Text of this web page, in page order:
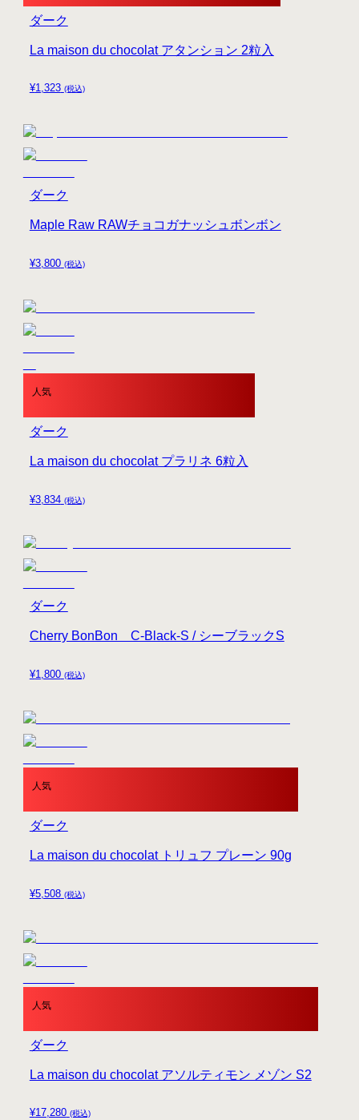
¥1,323 (税込)
La maison du chocolat アタンション 2粒入
ダーク
¥3,800 (税込)
Maple Raw RAWチョコガナッシュボンボン
ダーク
人気
¥3,834 (税込)
La maison du chocolat プラリネ 6粒入
ダーク
¥1,800 (税込)
Cherry BonBon C-Black-S / シーブラックS
ダーク
人気
¥5,508 (税込)
La maison du chocolat トリュフ プレーン 90g
ダーク
人気
¥17,280 (税込)
La maison du chocolat アソルティモン メゾン S2
ダーク